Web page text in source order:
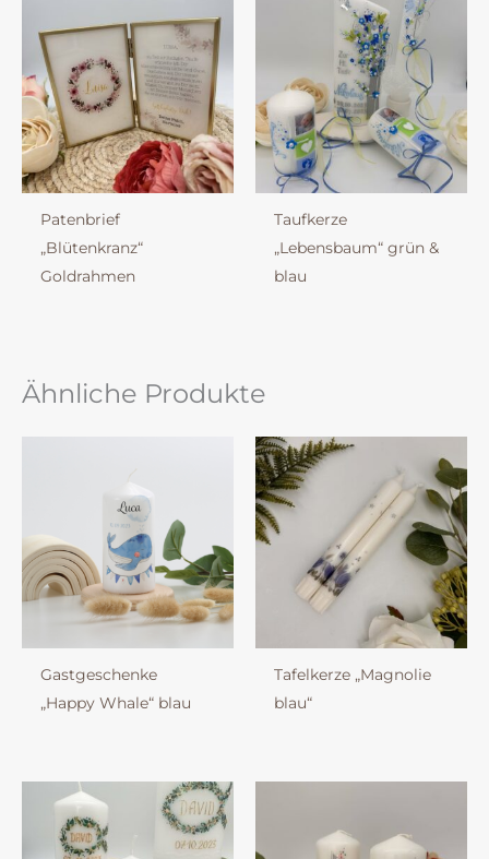
Patenbrief
„Blütenkranz“
Goldrahmen
Taufkerze
„Lebensbaum“ grün &
blau
Ähnliche Produkte
Gastgeschenke
„Happy Whale“ blau
Tafelkerze „Magnolie
blau“